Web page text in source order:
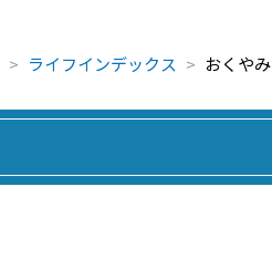
ライフインデックス おくやみ